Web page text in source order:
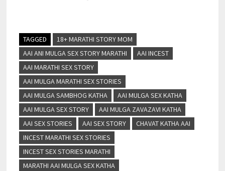
TAGGED
18+ MARATHI STORY MOM
AAI ANI MULGA SEX STORY MARATHI
AAI INCEST
AAI MARATHI SEX STORY
AAI MULGA MARATHI SEX STORIES
AAI MULGA SAMBHOG KATHA
AAI MULGA SEX KATHA
AAI MULGA SEX STORY
AAI MULGA ZAVAZAVI KATHA
AAI SEX STORIES
AAI SEX STORY
CHAVAT KATHA AAI
INCEST MARATHI SEX STORIES
INCEST SEX STORIES MARATHI
MARATHI AAI MULGA SEX KATHA